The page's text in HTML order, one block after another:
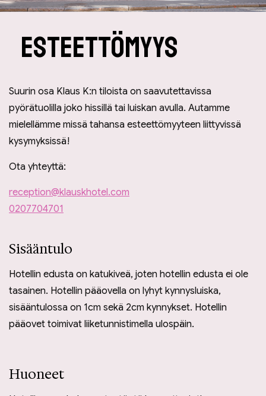
Esteettömyys
Suurin osa Klaus K:n tiloista on saavutettavissa
pyörätuolilla joko hissillä tai luiskan avulla. Autamme
mielellämme missä tahansa esteettömyyteen liittyvissä
kysymyksissä!
Ota yhteyttä:
reception@klauskhotel.com
0207704701
Sisääntulo
Hotellin edusta on katukiveä, joten hotellin edusta ei ole
tasainen. Hotellin pääovella on lyhyt kynnysluiska,
sisääntulossa on 1cm sekä 2cm kynnykset. Hotellin
pääovet toimivat liiketunnistimella ulospäin.
Huoneet